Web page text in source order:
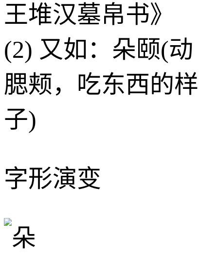
王堆汉墓帛书》
(2) 又如：朵颐(动
腮颊，吃东西的样
子)
字形演变